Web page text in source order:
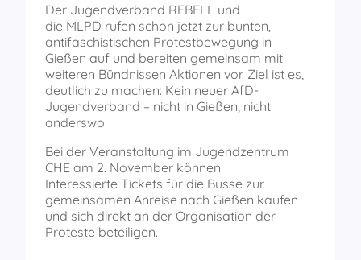
Der Jugendverband REBELL und
die MLPD rufen schon jetzt zur bunten,
antifaschistischen Protestbewegung in
Gießen auf und bereiten gemeinsam mit
weiteren Bündnissen Aktionen vor. Ziel ist es,
deutlich zu machen: Kein neuer AfD-
Jugendverband – nicht in Gießen, nicht
anderswo!
Bei der Veranstaltung im Jugendzentrum
CHE am 2. November können
Interessierte Tickets für die Busse zur
gemeinsamen Anreise nach Gießen kaufen
und sich direkt an der Organisation der
Proteste beteiligen.